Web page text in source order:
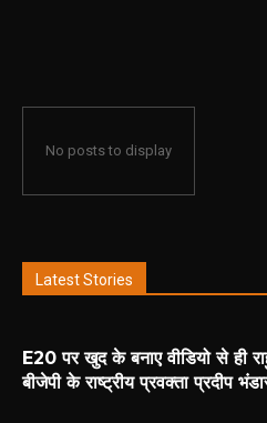
No posts to display
Latest Stories
E20 पर खुद के बनाए वीडियो से ही
बीजेपी के राष्ट्रीय प्रवक्ता प्रदीप